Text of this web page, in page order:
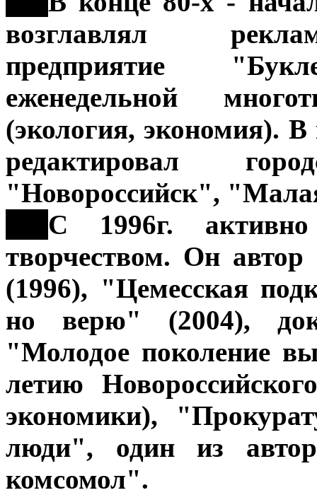
возглавлял
предприятие
еженедельной
(экология, экономия). В
редактировал
"Новороссийск",
С 1996г. активно
творчеством. Он
(1996), "Цемесская
но верю" (2004),
"Молодое поколение
летию
экономики),
люди", один из
комсомол".